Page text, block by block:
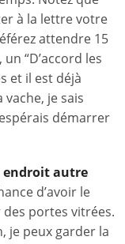
à la lettre votre
attendre 15
“D’accord les
et il est déjà
vache, je sais
démarrer
endroit autre
d’avoir le
portes vitrées.
je peux garder la